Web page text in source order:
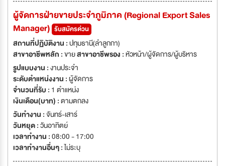
ผู้จัดการฝ่ายขายประจำภูมิภาค (Regional Export Sales
Manager) รับสมัครด่วน
สถานที่ปฏิบัติงาน :ปทุมธานี(ลำลูกกา)
สาขาอาชีพหลัก :ขายสาขาอาชีพรอง :หัวหน้า/ผู้จัดการ/ผู้บริหาร
รูปแบบงาน :งานประจำ
ระดับตำแหน่งงาน :ผู้จัดการ
จำนวนที่รับ : 1 ตำแหน่ง
เงินเดือน(บาท) :ตามตกลง
วันทำงาน :จันทร์-เสาร์
วันหยุด :วันอาทิตย์
เวลาทำงาน :08:00 - 17:00
เวลาทำงานอื่นๆ :ไม่ระบุ